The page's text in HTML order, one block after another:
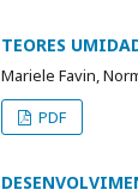
TEORES
Mariele Favin,
PDF